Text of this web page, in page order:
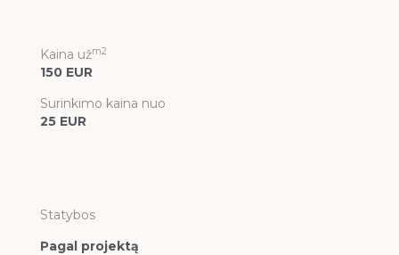
Kaina užm2
150 EUR
Surinkimo kaina nuo
25 EUR
Statybos
Pagal projektą